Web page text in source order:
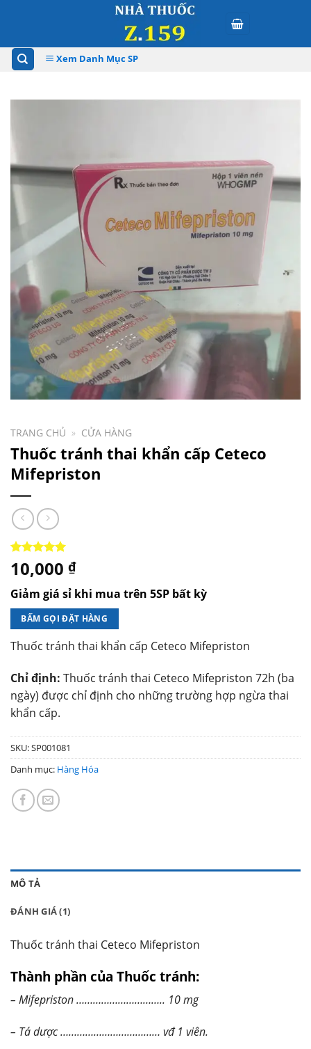
Xem Danh Mục SP
TRANG CHỦ » CỬA HÀNG
Thuốc tránh thai khẩn cấp Ceteco
Mifepriston
5.00 trên 5
dựa trên
1
đánh giá
10,000 ₫
Giảm giá sỉ khi mua trên 5SP bất kỳ
BẤM GỌI ĐẶT HÀNG
Thuốc tránh thai khẩn cấp Ceteco Mifepriston
Chỉ định: Thuốc tránh thai Ceteco Mifepriston 72h (ba
ngày) được chỉ định cho những trường hợp ngừa thai
khẩn cấp.
SKU:SP001081
Danh mục: Hàng Hóa
MÔ TẢ
ĐÁNH GIÁ (1)
Thuốc tránh thai Ceteco Mifepriston
Thành phần của Thuốc tránh:
– Mifepriston ………………………….. 10 mg
– Tá dược ……………………………… vđ 1 viên.